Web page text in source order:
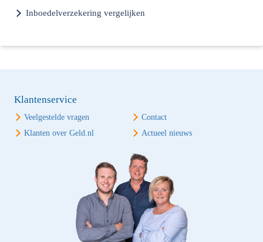
Inboedelverzekering vergelijken
Klantenservice
Veelgestelde vragen
Contact
Klanten over Geld.nl
Actueel nieuws